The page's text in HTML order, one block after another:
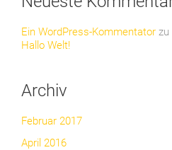
Ein WordPress-Kommentator zu
Hallo Welt!
Archiv
Februar 2017
April 2016